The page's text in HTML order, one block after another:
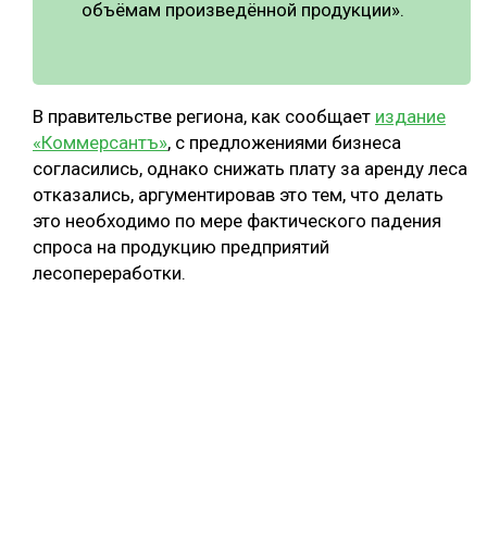
объёмам произведённой продукции».
В правительстве региона, как сообщает издание
«Коммерсантъ», с предложениями бизнеса
согласились, однако снижать плату за аренду леса
отказались, аргументировав это тем, что делать
это необходимо по мере фактического падения
спроса на продукцию предприятий
лесопереработки.